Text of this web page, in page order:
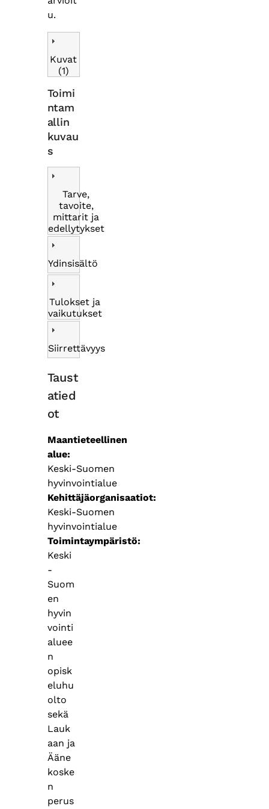
u.
Kuvat
(1)
Toimi
ntam
allin
kuvau
s
Tarve,
tavoite,
mittarit ja
edellytykset
Ydinsisältö
Tulokset ja
vaikutukset
Siirrettävyys
Taust
atied
ot
Maantieteellinen
alue
Keski-Suomen
hyvinvointialue
Kehittäjäorganisaatiot
Keski-Suomen
hyvinvointialue
Toimintaympäristö
Keski
-
Suom
en
hyvin
vointi
aluee
n
opisk
eluhu
olto
sekä
Lauk
aan ja
Ääne
koske
n
perus